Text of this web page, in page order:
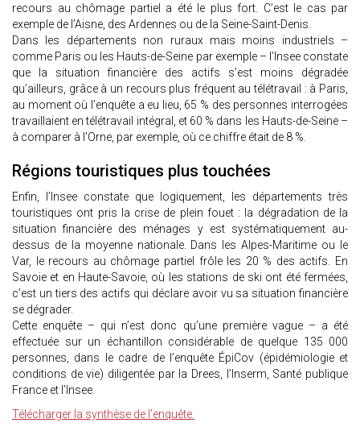
recours au chômage partiel a été le plus fort. C’est le cas par
exemple de l’Aisne, des Ardennes ou de la Seine-Saint-Denis.
Dans les départements non ruraux mais moins industriels –
comme Paris ou les Hauts-de-Seine par exemple – l’Insee constate
que la situation financière des actifs s’est moins dégradée
qu’ailleurs, grâce à un recours plus fréquent au télétravail : à Paris,
au moment où l’enquête a eu lieu, 65 % des personnes interrogées
travaillaient en télétravail intégral, et 60 % dans les Hauts-de-Seine –
à comparer à l’Orne, par exemple, où ce chiffre était de 8 %.
Régions touristiques plus touchées
Enfin, l’Insee constate que logiquement, les départements très
touristiques ont pris la crise de plein fouet : la dégradation de la
situation financière des ménages y est systématiquement au-
dessus de la moyenne nationale. Dans les Alpes-Maritime ou le
Var, le recours au chômage partiel frôle les 20 % des actifs. En
Savoie et en Haute-Savoie, où les stations de ski ont été fermées,
c’est un tiers des actifs qui déclare avoir vu sa situation financière
se dégrader.
Cette enquête – qui n’est donc qu’une première vague – a été
effectuée sur un échantillon considérable de quelque 135 000
personnes, dans le cadre de l’enquête ÉpiCov (épidémiologie et
conditions de vie) diligentée par la Drees, l’Inserm, Santé publique
France et l’Insee.
Télécharger la synthèse de l’enquête.